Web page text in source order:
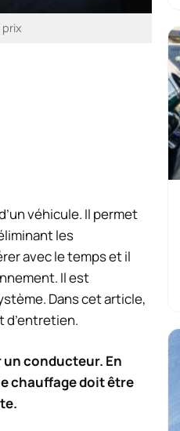
véhicule. Il permet
les
avec le temps et il
Il est
Dans cet article,
d’entretien.
conducteur. En
chauffage doit être